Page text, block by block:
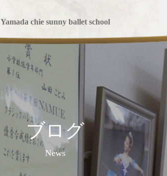
Yamada chie sunny ballet school
ブログ
News